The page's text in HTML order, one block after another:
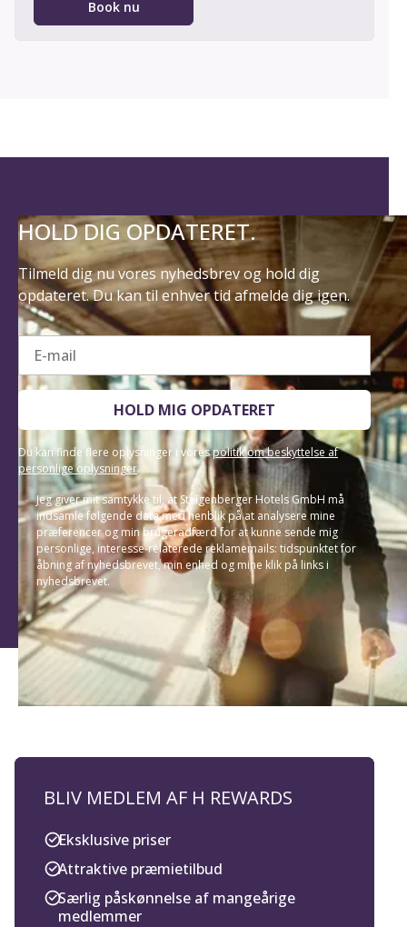
Book nu
HOLD DIG OPDATERET.
Tilmeld dig nu vores nyhedsbrev og hold dig
opdateret. Du kan til enhver tid afmelde dig igen.
E-mail
HOLD MIG OPDATERET
Du kan finde flere oplysninger i vorespolitik om beskyttelse af
personlige oplysninger.
Jeg giver mit samtykke til, at Steigenberger Hotels GmbH må
indsamle følgende data med henblik på at analysere mine
præferencer og min brugeradfærd for at kunne sende mig
personlige, interesse-relaterede reklamemails: tidspunktet for
åbning af nyhedsbrevet, min enhed og mine klik på links i
nyhedsbrevet.
BLIV MEDLEM AF H REWARDS
Eksklusive priser
Attraktive præmietilbud
Særlig påskønnelse af mangeårige
medlemmer